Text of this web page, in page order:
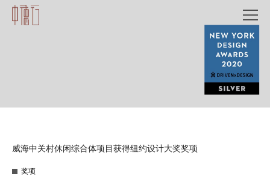
威海中关村休闲综合体项目获得纽约设计大奖奖项
奖项